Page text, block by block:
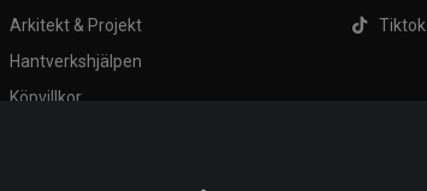
Arkitekt & Projekt
Hantverkshjälpen
Köpvillkor
Tiktok